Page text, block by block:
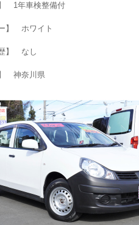
】 1年車検整備付
ー】 ホワイト
歴】 なし
】 神奈川県